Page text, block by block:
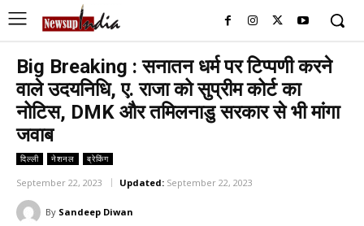
Big Breaking : सनातन धर्म पर टिप्पणी करने
वाले उदयनिधि, ए. राजा को सुप्रीम कोर्ट का
नोटिस, DMK और तमिलनाडु सरकार से भी मांगा
जवाब
दिल्ली नेशनल ब्रेकिंग
September 22, 2023 Updated: September 22, 2023
By Sandeep Diwan